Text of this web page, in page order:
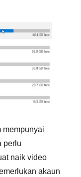
mempunyai
perlu
naik video
akaun